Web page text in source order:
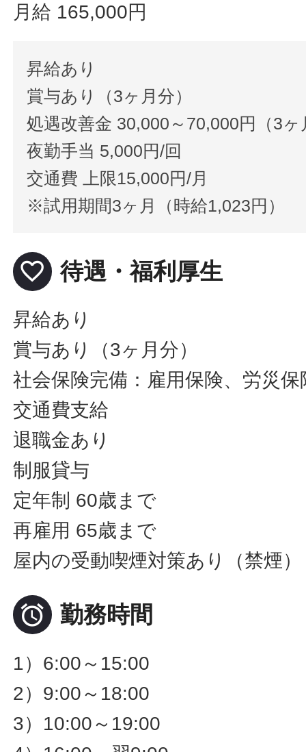
月給 165,000円
昇給あり
賞与あり（3ヶ月分）
処遇改善金 30,000～70,000円（3
夜勤手当 5,000円/回
交通費 上限15,000円/月
※試用期間3ヶ月（時給1,023円）
favorite_border 待遇・福利厚生
昇給あり
賞与あり（3ヶ月分）
社会保険完備：雇用保険、労災
交通費支給
退職金あり
制服貸与
定年制 60歳まで
再雇用 65歳まで
屋内の受動喫煙対策あり（禁煙）
 勤務時間
1）6:00～15:00
2）9:00～18:00
3）10:00～19:00